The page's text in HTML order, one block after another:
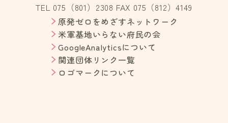
TEL 075（801）2308 FAX 075（812）4149
GoogleAnalyticsについて
原発ゼロをめざすネットワーク
関連団体リンク一覧
米軍基地いらない府民の会
ロゴマークについて